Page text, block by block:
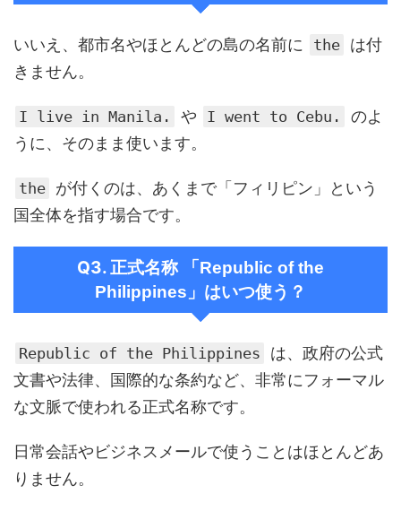
いいえ、都市名やほとんどの島の名前に the は付
きません。
I live in Manila. や I went to Cebu.
のよ
うに、そのまま使います。
the が付くのは、あくまで「フィリピン」という
国全体を指す場合です。
Q3. 正式名称 「Republic of the
Philippines」はいつ使う？
Republic of the Philippines
は、政府の公式
文書や法律、国際的な条約など、非常にフォーマル
な文脈で使われる正式名称です。
日常会話やビジネスメールで使うことはほとんどあ
りません。